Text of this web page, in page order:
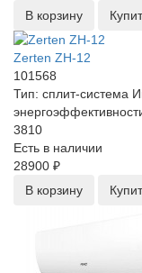
В корзину
Zerten ZH-12
101568
Тип: сплит-система
3810
Есть в наличии
28900 ₽
В корзину